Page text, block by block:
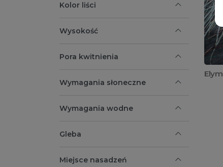
Kolor liści
Wysokość
Pora kwitnienia
Wymagania słoneczne
Wymagania wodne
Gleba
Miejsce nasadzeń